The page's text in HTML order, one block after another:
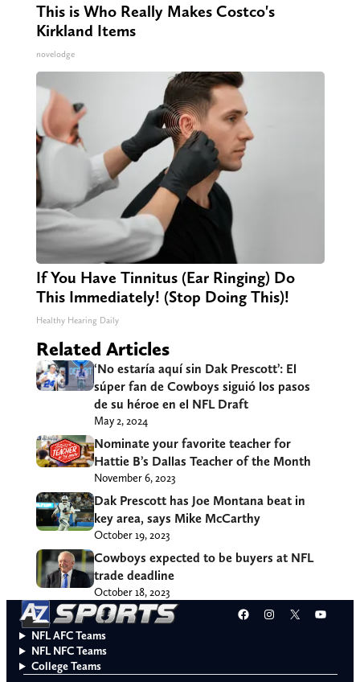
This is Who Really Makes Costco's
Kirkland Items
novelodge
If You Have Tinnitus (Ear Ringing) Do
This Immediately! (Stop Doing This)!
Healthy Hearing Daily
Related Articles
‘No estaría aquí sin Dak Prescott’: El
súper fan de Cowboys siguió los pasos
de su héroe en el NFL Draft
May 2, 2024
Nominate your favorite teacher for
Hattie B’s Dallas Teacher of the Month
November 6, 2023
Dak Prescott has Joe Montana beat in
key area, says Mike McCarthy
October 19, 2023
Cowboys expected to be buyers at NFL
trade deadline
October 18, 2023
Facebook
Instagram
X
NFL AFC Teams
NFL NFC Teams
College Teams